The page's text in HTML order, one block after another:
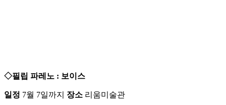
◇필립 파레노 : 보이스
일정 7월 7일까지 장소 리움미술관